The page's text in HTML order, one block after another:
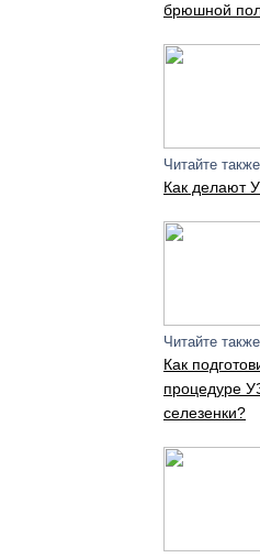
брюшной
Читайте
Как делают
Читайте
Как
процедуре
селезенки?